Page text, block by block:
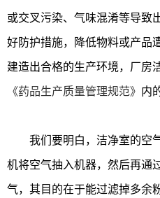
或交叉污染、气味混淆等导致
好防护措施，降低物料或产品
建造出合格的生产环境，厂房
《药品生产质量管理规范》 内
我们要明白，洁净室的空
机将空气抽入机器，然后再通
气，其目的在于能过滤掉多余